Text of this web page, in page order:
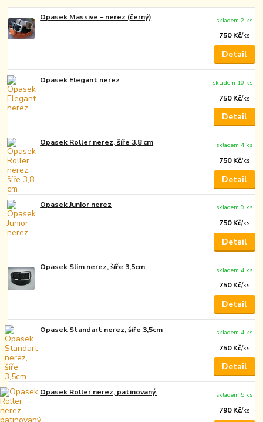
Opasek Massive – nerez (černý)
750 Kč/ks
skladem 2 ks
Detail
Opasek Elegant nerez
750 Kč/ks
skladem 10 ks
Detail
Opasek Roller nerez, šíře 3,8 cm
750 Kč/ks
skladem 4 ks
Detail
Opasek Junior nerez
750 Kč/ks
skladem 9 ks
Detail
Opasek Slim nerez, šíře 3,5cm
750 Kč/ks
skladem 4 ks
Detail
Opasek Standart nerez, šíře 3,5cm
750 Kč/ks
skladem 4 ks
Detail
Opasek Roller nerez, patinovaný.
790 Kč/ks
skladem 5 ks